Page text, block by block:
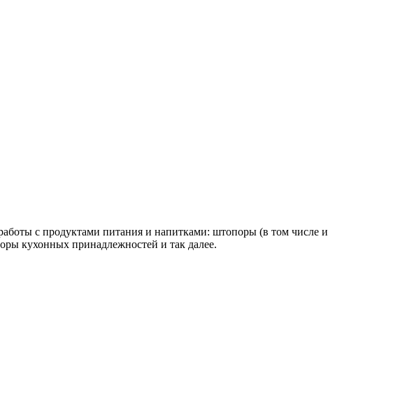
с продуктами питания и напитками: штопоры (в том числе и
кухонных принадлежностей и так далее.